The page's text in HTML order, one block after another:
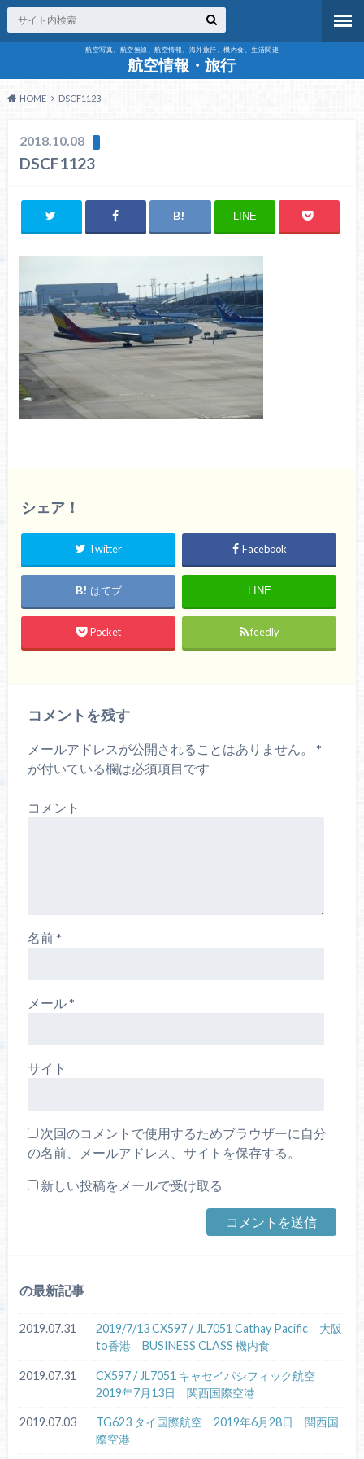
航空写真、航空無線、航空情報、海外旅行、機内食、生活関連
航空情報・旅行
HOME DSCF1123
2018.10.08
DSCF1123
LINE
シェア！
Twitter Facebook
はてブ LINE
Pocket feedly
コメントを残す
メールアドレスが公開されることはありません。
*
が付いている欄は必須項目です
コメント
名前*
メール*
サイト
次回のコメントで使用するためブラウザーに自分
の名前、メールアドレス、サイトを保存する。
新しい投稿をメールで受け取る
の最新記事
2019.07.31
2019/7/13 CX597 / JL7051 Cathay Pacific 大阪
to香港 BUSINESS CLASS 機内食
2019.07.31
CX597 / JL7051 キャセイパシフィック航空
2019年7月13日 関西国際空港
2019.07.03
TG623 タイ国際航空 2019年6月28日 関西国
際空港